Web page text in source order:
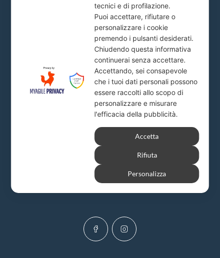
Milano
tecnici e di profilazione.
Puoi accettare, rifiutare o
personalizzare i cookie
premendo i pulsanti desiderati.
Chiudendo questa informativa
continuerai senza accettare.
Accettando, sei consapevole
che i tuoi dati personali possono
essere raccolti allo scopo di
personalizzare e misurare
l'efficacia della pubblicità.
Accetta
Rifiuta
Personalizza